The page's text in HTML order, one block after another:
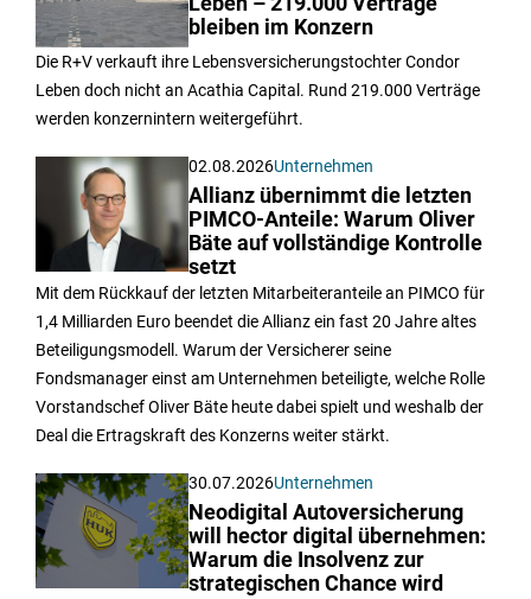
bleiben im Konzern
Die R+V verkauft ihre Lebensversicherungstochter Condor
Leben doch nicht an Acathia Capital. Rund 219.000 Verträge
werden konzernintern weitergeführt.
02.08.2026Unternehmen
Allianz übernimmt die letzten
PIMCO-Anteile: Warum Oliver
Bäte auf vollständige Kontrolle
setzt
Mit dem Rückkauf der letzten Mitarbeiteranteile an PIMCO für
1,4 Milliarden Euro beendet die Allianz ein fast 20 Jahre altes
Beteiligungsmodell. Warum der Versicherer seine
Fondsmanager einst am Unternehmen beteiligte, welche Rolle
Vorstandschef Oliver Bäte heute dabei spielt und weshalb der
Deal die Ertragskraft des Konzerns weiter stärkt.
30.07.2026Unternehmen
Neodigital Autoversicherung
will hector digital übernehmen:
Warum die Insolvenz zur
strategischen Chance wird